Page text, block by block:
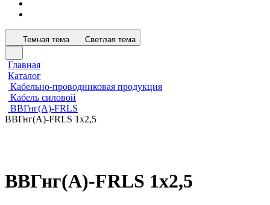
Темная тема Светлая тема
Главная
Каталог
Кабельно-проводниковая продукция
Кабель силовой
ВВГнг(А)-FRLS
ВВГнг(А)-FRLS 1х2,5
ВВГнг(А)-FRLS 1х2,5